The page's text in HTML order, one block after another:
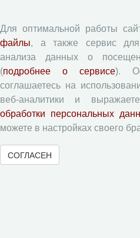
Правила для авторов
Типовой лицензионный
Согласие на обработку
Авторские права
Приватность
Рецензентам
Для оптимальной работы
файлы, а также сервис для
анализа данных о
(подробнее о сервисе).
соглашаетесь на
веб-аналитики и
обработки персональных
можете в настройках своего
СОГЛАСЕН